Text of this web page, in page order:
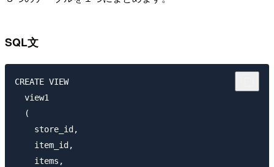
SQL文
CREATE VIEW
  view1
  (
    store_id,
    item_id,
    items,